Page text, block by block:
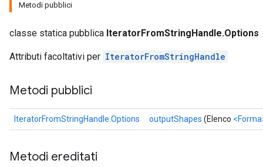
Metodi pubblici
classe statica pubblica IteratorFromStringHandle.Options
Attributi facoltativi per IteratorFromStringHandle
Metodi pubblici
IteratorFromStringHandle.Options outputShapes (Elenco
Metodi ereditati